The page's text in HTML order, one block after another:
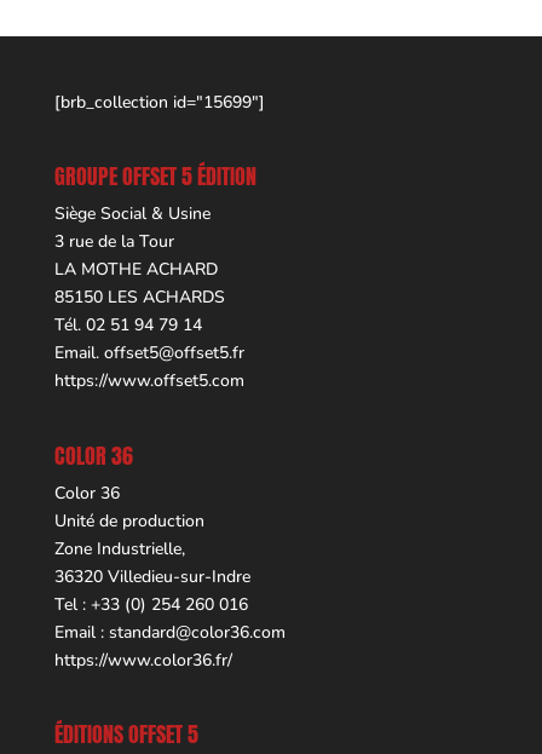
[brb_collection id="15699"]
GROUPE OFFSET 5 ÉDITION
Siège Social & Usine
3 rue de la Tour
LA MOTHE ACHARD
85150 LES ACHARDS
Tél. 02 51 94 79 14
Email. offset5@offset5.fr
https://www.offset5.com
COLOR 36
Color 36
Unité de production
Zone Industrielle,
36320 Villedieu-sur-Indre
Tel : +33 (0) 254 260 016
Email : standard@color36.com
https://www.color36.fr/
ÉDITIONS OFFSET 5